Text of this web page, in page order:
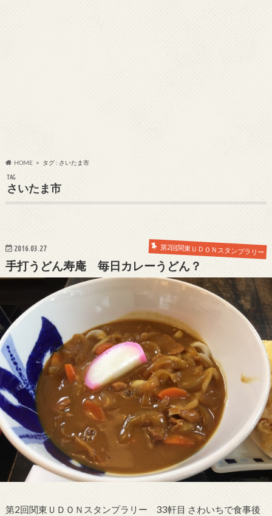
HOME タグ : さいたま市
TAG
さいたま市
2016.03.27 第2回関東ＵＤＯＮスタンプラリー
手打うどん寿庵 毎日カレーうどん？
第2回関東ＵＤＯＮスタンプラリー 33軒目 さわいちで食事後